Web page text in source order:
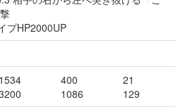
プHP2000UP
1534
400
1086
21
129